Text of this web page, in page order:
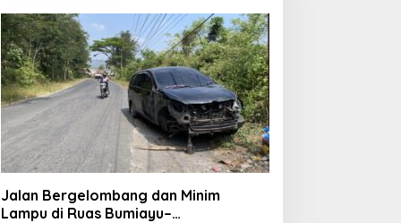
Jalan Bergelombang dan Minim
Lampu di Ruas Bumiayu–